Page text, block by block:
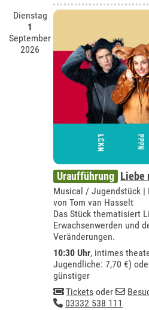
Dienstag
1
September
2026
Uraufführung Liebe
Musical / Jugendstück |
von Tom van Hasselt
Das Stück thematisiert
Erwachsenwerden und
Veränderungen.
10:30 Uhr, intimes
Jugendliche: 7,70 €)
günstiger
Tickets oder
03332 538 111